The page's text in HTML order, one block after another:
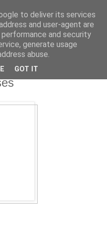
to deliver its services
and user-agent are
and security
generate usage
abuse.
GOT IT